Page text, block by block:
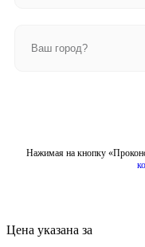
Нажимая на кнопку
Цена указана за